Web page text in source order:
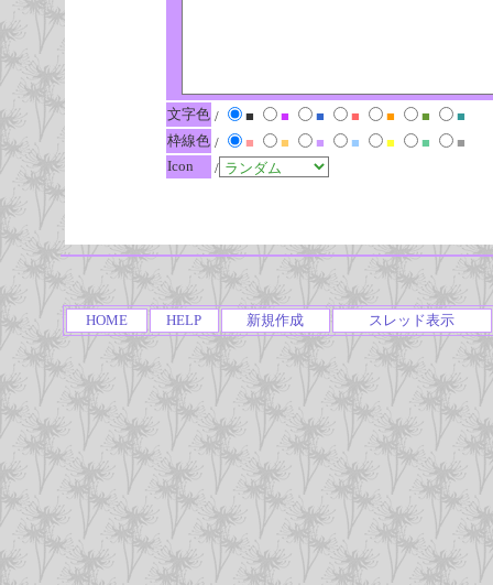
文字色 / ■ ■ ■ ■ ■ ■
■
枠線色 / ■ ■ ■ ■ ■ ■
■
Icon
/
HOME HELP 新規作成 スレッド表示